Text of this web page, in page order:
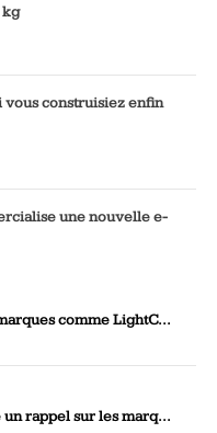
kg
vous construisiez enfin
une nouvelle e-
comme LightC...
rappel sur les marq...